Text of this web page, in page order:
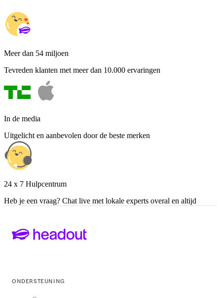
Meer dan 54 miljoen
Tevreden klanten met meer dan 10.000 ervaringen
In de media
Uitgelicht en aanbevolen door de beste merken
24 x 7 Hulpcentrum
Heb je een vraag? Chat live met lokale experts overal en altijd
ONDERSTEUNING